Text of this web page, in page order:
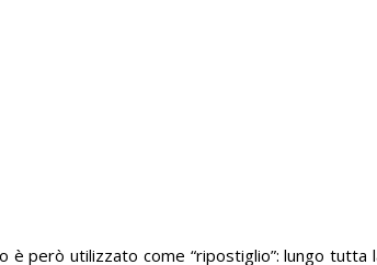
è però utilizzato come “ripostiglio”: lungo